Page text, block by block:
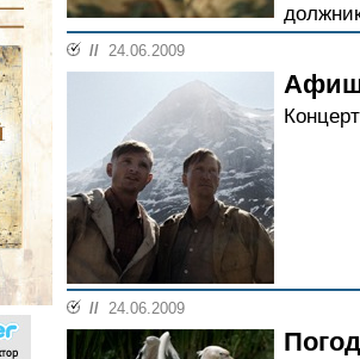
// 24.06.2009
// 24.06.2009